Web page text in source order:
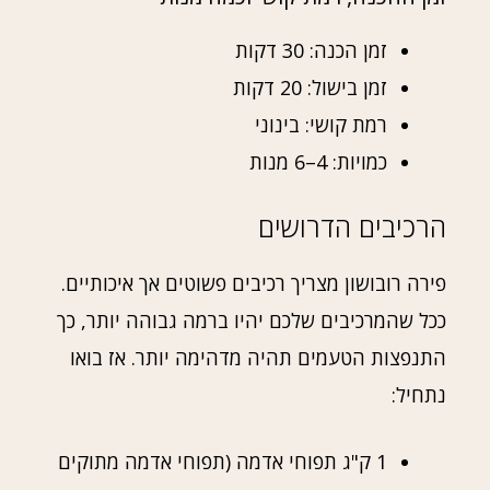
זמן הכנה: 30 דקות
זמן בישול: 20 דקות
רמת קושי: בינוני
כמויות: 4–6 מנות
הרכיבים הדרושים
פירה רובושון מצריך רכיבים פשוטים אך איכותיים.
ככל שהמרכיבים שלכם יהיו ברמה גבוהה יותר, כך
התנפצות הטעמים תהיה מדהימה יותר. אז בואו
נתחיל:
1 ק"ג תפוחי אדמה (תפוחי אדמה מתוקים